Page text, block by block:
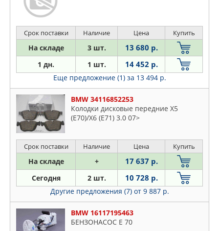
Срок поставки Наличие Цена Купить
На складе 3 шт. 13 680 р.
1 дн. 1 шт. 14 452 р.
Еще предложение (1) за 13 494 р.
BMW 34116852253
Колодки дисковые передние X5
(E70)/X6 (E71) 3.0 07>
Срок поставки Наличие Цена Купить
На складе + 17 637 р.
Сегодня 2 шт. 10 728 р.
Другие предложения (7) от 9 887 р.
BMW 16117195463
БЕНЗОНАСОС Е 70